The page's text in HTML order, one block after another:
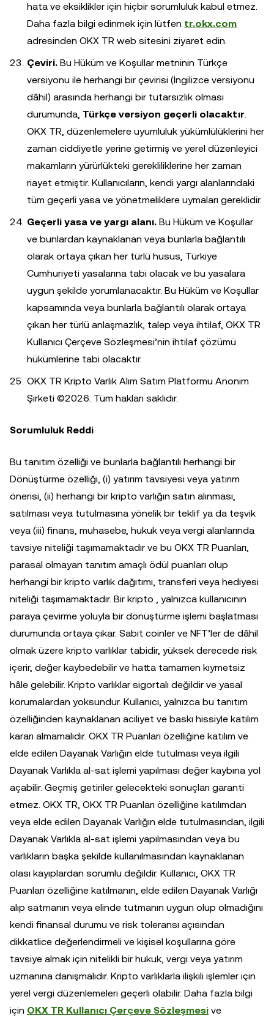
hata ve eksiklikler için hiçbir sorumluluk kabul etmez.
Daha fazla bilgi edinmek için lütfen tr.okx.com
adresinden OKX TR web sitesini ziyaret edin.
Çeviri. Bu Hüküm ve Koşullar metninin Türkçe
versiyonu ile herhangi bir çevirisi (İngilizce versiyonu
dâhil) arasında herhangi bir tutarsızlık olması
durumunda, Türkçe versiyon geçerli olacaktır.
OKX TR, düzenlemelere uyumluluk yükümlülüklerini her
zaman ciddiyetle yerine getirmiş ve yerel düzenleyici
makamların yürürlükteki gerekliliklerine her zaman
riayet etmiştir. Kullanıcıların, kendi yargı alanlarındaki
tüm geçerli yasa ve yönetmeliklere uymaları gereklidir.
Geçerli yasa ve yargı alanı. Bu Hüküm ve Koşullar
ve bunlardan kaynaklanan veya bunlarla bağlantılı
olarak ortaya çıkan her türlü husus, Türkiye
Cumhuriyeti yasalarına tabi olacak ve bu yasalara
uygun şekilde yorumlanacaktır. Bu Hüküm ve Koşullar
kapsamında veya bunlarla bağlantılı olarak ortaya
çıkan her türlü anlaşmazlık, talep veya ihtilaf, OKX TR
Kullanıcı Çerçeve Sözleşmesi’nin ihtilaf çözümü
hükümlerine tabi olacaktır.
OKX TR Kripto Varlık Alım Satım Platformu Anonim
Şirketi ©2026. Tüm hakları saklıdır.
Sorumluluk Reddi
Bu tanıtım özelliği ve bunlarla bağlantılı herhangi bir
Dönüştürme özelliği, (i) yatırım tavsiyesi veya yatırım
önerisi, (ii) herhangi bir kripto varlığın satın alınması,
satılması veya tutulmasına yönelik bir teklif ya da teşvik
veya (iii) finans, muhasebe, hukuk veya vergi alanlarında
tavsiye niteliği taşımamaktadır ve bu OKX TR Puanları,
parasal olmayan tanıtım amaçlı ödül puanları olup
herhangi bir kripto varlık dağıtımı, transferi veya hediyesi
niteliği taşımamaktadır. Bir kripto , yalnızca kullanıcının
paraya çevirme yoluyla bir dönüştürme işlemi başlatması
durumunda ortaya çıkar. Sabit coinler ve NFT’ler de dâhil
olmak üzere kripto varlıklar tabidir, yüksek derecede risk
içerir, değer kaybedebilir ve hatta tamamen kıymetsiz
hâle gelebilir. Kripto varlıklar sigortalı değildir ve yasal
korumalardan yoksundur. Kullanıcı, yalnızca bu tanıtım
özelliğinden kaynaklanan aciliyet ve baskı hissiyle katılım
kararı almamalıdır. OKX TR Puanları özelliğine katılım ve
elde edilen Dayanak Varlığın elde tutulması veya ilgili
Dayanak Varlıkla al-sat işlemi yapılması değer kaybına yol
açabilir. Geçmiş getiriler gelecekteki sonuçları garanti
etmez. OKX TR, OKX TR Puanları özelliğine katılımdan
veya elde edilen Dayanak Varlığın elde tutulmasından, ilgili
Dayanak Varlıkla al-sat işlemi yapılmasından veya bu
varlıkların başka şekilde kullanılmasından kaynaklanan
olası kayıplardan sorumlu değildir. Kullanıcı, OKX TR
Puanları özelliğine katılmanın, elde edilen Dayanak Varlığı
alıp satmanın veya elinde tutmanın uygun olup olmadığını
kendi finansal durumu ve risk toleransı açısından
dikkatlice değerlendirmeli ve kişisel koşullarına göre
tavsiye almak için nitelikli bir hukuk, vergi veya yatırım
uzmanına danışmalıdır. Kripto varlıklarla ilişkili işlemler için
yerel vergi düzenlemeleri geçerli olabilir. Daha fazla bilgi
için OKX TR Kullanıcı Çerçeve Sözleşmesi ve